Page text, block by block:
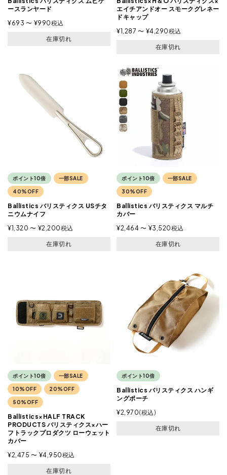
ースランヤード
¥693 〜 ¥990税込
在庫切れ
エイチアンドオー スモークグレネー
ドキャップ
¥1,287 〜 ¥4,290税込
在庫切れ
ポイント10倍 一部SALE
40%OFF
Ballistics バリスティクス USチタ
ニウムナイフ
¥1,320 〜 ¥2,200税込
在庫切れ
ポイント10倍 一部SALE
30%OFF
Ballistics バリスティクス マルチ
カバー
¥2,464 〜 ¥3,520税込
在庫切れ
ポイント10倍 一部SALE
10%OFF 20%OFF
50%OFF
Ballistics×HALF TRACK
PRODUCTS バリスティクス×ハー
フトラックプロダクツ ローウェット
カバー
¥2,475 〜 ¥4,950税込
在庫切れ
ポイント10倍
Ballistics バリスティクス ハンギ
ングポーチ
¥2,970 税込
在庫切れ